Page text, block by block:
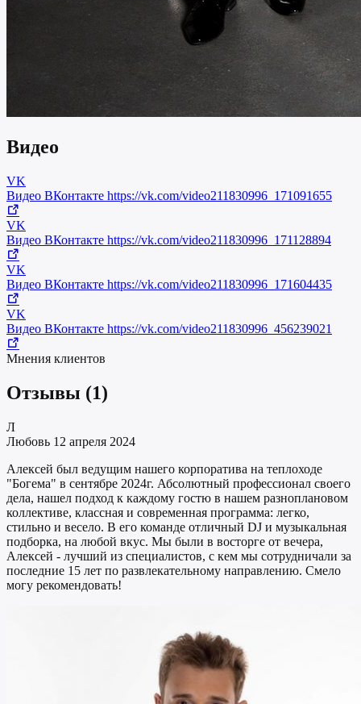
Видео
VK
Видео ВКонтакте https://vk.com/video211830996_171091655
VK
Видео ВКонтакте https://vk.com/video211830996_171128894
VK
Видео ВКонтакте https://vk.com/video211830996_171604435
VK
Видео ВКонтакте https://vk.com/video211830996_456239021
Мнения клиентов
Отзывы (1)
Л
Любовь 12 апреля 2024
Алексей был ведущим нашего корпоратива на теплоходе
"Богема" в сентябре 2024г. Абсолютный профессионал своего
дела, нашел подход к каждому гостю в нашем разноплановом
коллективе, классная и современная программа: легко,
стильно и весело. В его команде отличный DJ и музыкальная
подборка, на любой вкус. Мы были в восторге от вечера,
Алексей - лучший из специалистов, с кем мы сотрудничали за
последние 15 лет по развлекательному направлению. Смело
могу рекомендовать!